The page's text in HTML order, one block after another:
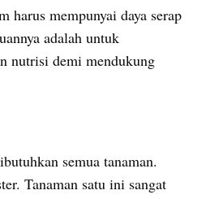
harus mempunyai daya serap
adalah untuk
nutrisi demi mendukung
semua tanaman.
Tanaman satu ini sangat